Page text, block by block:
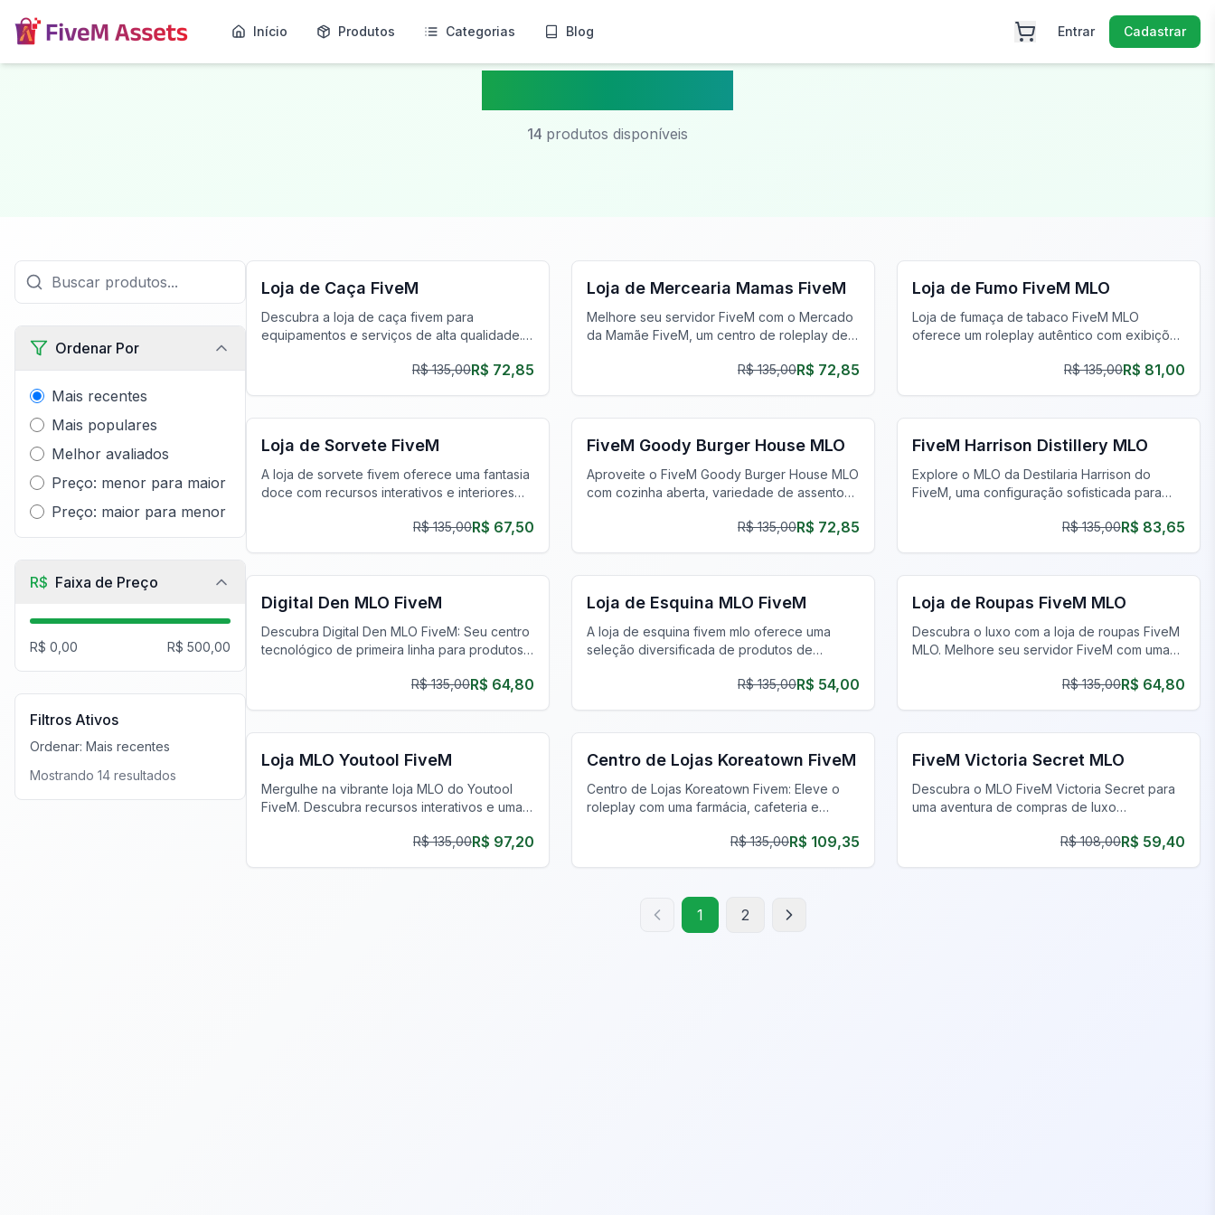
Início Produtos Categorias Blog Entrar Cadastrar
14 produtos disponíveis
Ordenar Por
Mais recentes
Mais populares
Melhor avaliados
Preço: menor para maior
Preço: maior para menor
R$ Faixa de Preço
R$ 0,00 R$ 500,00
Filtros Ativos
Ordenar: Mais recentes
Mostrando 14 resultados
Loja de Caça FiveM
Descubra a loja de caça fivem para
equipamentos e serviços de alta qualidade.
com experiências incomparáveis.
R$ 135,00R$ 72,85
Loja de Mercearia Mamas FiveM
Melhore seu servidor FiveM com o Mercado
da Mamãe FiveM, um centro de roleplay de
R$ 135,00R$ 72,85
Loja de Fumo FiveM MLO
Loja de fumaça de tabaco FiveM MLO
oferece um roleplay autêntico com exibições
R$ 135,00R$ 81,00
FiveM Negócios MLO
Loja de Sorvete FiveM
A loja de sorvete fivem oferece uma fantasia
doce com recursos interativos e interiores
R$ 135,00R$ 67,50
FiveM Restaurante MLO
FiveM Goody Burger House MLO
Aproveite o FiveM Goody Burger House MLO
com cozinha aberta, variedade de assentos
R$ 135,00R$ 72,85
FiveM Negócios MLO
FiveM Harrison Distillery MLO
Explore o MLO da Destilaria Harrison do
FiveM, uma configuração sofisticada para
R$ 135,00R$ 83,65
FiveM Negócios MLO
Digital Den MLO FiveM
Descubra Digital Den MLO FiveM: Seu centro
tecnológico de primeira linha para produtos
complicações. Melhore sua experiência no
R$ 135,00R$ 64,80
FiveM Shopping & Mercado MLO
Loja de Esquina MLO FiveM
A loja de esquina fivem mlo oferece uma
seleção diversificada de produtos de
uma experiência de compra única.
R$ 135,00R$ 54,00
FiveM Negócios MLO
Loja de Roupas FiveM MLO
Descubra o luxo com a loja de roupas FiveM
MLO. Melhore seu servidor FiveM com uma
R$ 135,00R$ 64,80
FiveM Shopping & Mercado MLO
Loja MLO Youtool FiveM
Mergulhe na vibrante loja MLO do Youtool
FiveM. Descubra recursos interativos e uma
experiência no FiveM agora!R$ 135,00R$ 97,20
FiveM Negócios MLO
Centro de Lojas Koreatown FiveM
Centro de Lojas Koreatown Fivem: Eleve o
roleplay com uma farmácia, cafeteria e
R$ 135,00R$ 109,35
FiveM Negócios MLO
FiveM Victoria Secret MLO
Descubra o MLO FiveM Victoria Secret para
uma aventura de compras de luxo
R$ 108,00R$ 59,40
1 2